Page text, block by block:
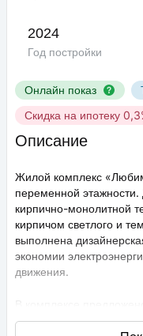
Онлайн показ
Скидка на ипотеку
2024
Год постройки
Описание
Жилой комплекс
переменной
кирпично-монолитной
кирпичом светлого и
выполнена
экономии
движения.
решений: в наличии